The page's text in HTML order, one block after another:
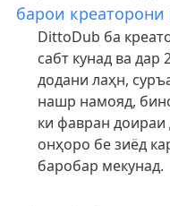
барои креаторони
DittoDub ба
сабт кунад ва дар
додани лаҳн,
нашр намояд,
ки фавран доираи
онҳоро бе зиёд
баробар мекунад.